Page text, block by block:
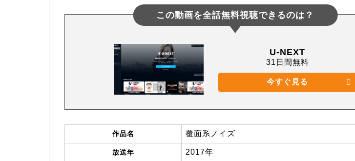
この動画を全話無料視聴できるのは？
U-NEXT
31日間無料
今すぐ見る
作品名 覆面系ノイズ
放送年 2017年